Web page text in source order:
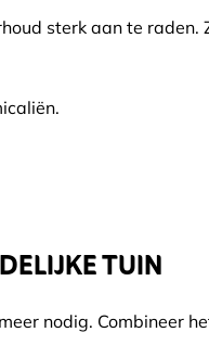
sterk aan te
TUIN
nodig. Combineer